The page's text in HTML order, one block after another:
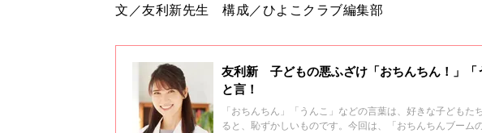
文／友利新先生 構成／ひよこクラブ編集部
友利新 子どもの悪ふざけ「おちんちん！」「
と言！
「おちんちん」「うんこ」などの言葉は、好きな子ども
ると、恥ずかしいものです。今回は、「おちんちんブーム